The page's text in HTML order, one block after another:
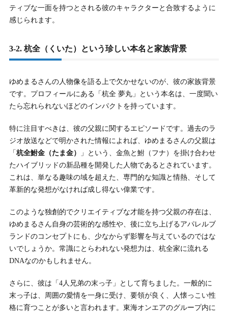
ティブな一面を持つとされる彼のキャラクターと合致するように
感じられます。
3-2. 杭全（くいた）という珍しい本名と家族背景
ゆめまるさんの人物像を語る上で欠かせないのが、彼の家族背景
です。プロフィールにある「杭全 夢丸」という本名は、一度聞い
たら忘れられないほどのインパクトを持っています。
特に注目すべきは、彼の父親に関するエピソードです。過去のラ
ジオ放送などで明かされた情報によれば、ゆめまるさんの父親は
「杭全鮒金（たま金）
」という、金魚と鮒（フナ）を掛け合わせ
たハイブリッドの新品種を開発した人物であるとされています。
これは、単なる趣味の域を超えた、専門的な知識と情熱、そして
革新的な発想がなければ成し得ない偉業です。
このような独創的でクリエイティブな才能を持つ父親の存在は、
ゆめまるさん自身の芸術的な感性や、後に立ち上げるアパレルブ
ランドのコンセプトにも、少なからず影響を与えているのではな
いでしょうか。常識にとらわれない発想力は、杭全家に流れる
DNAなのかもしれません。
さらに、彼は「4人兄弟の末っ子」として育ちました。一般的に
末っ子は、周囲の愛情を一身に受け、要領が良く、人懐っこい性
格に育つことが多いと言われます。東海オンエアのグループ内に